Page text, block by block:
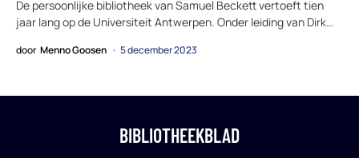
De persoonlijke bibliotheek van Samuel Beckett vertoeft tien
jaar lang op de Universiteit Antwerpen. Onder leiding van Dirk…
door Menno Goosen 5 december 2023
BIBLIOTHEEKBLAD